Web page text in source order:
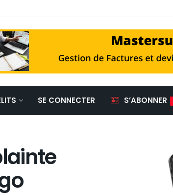
SE CONNECTER S’ABONNER